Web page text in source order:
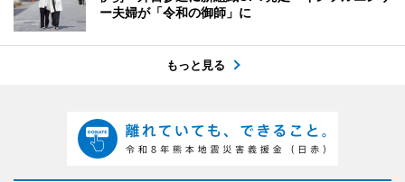
ー夫婦が「令和の御師」に
もっと見る